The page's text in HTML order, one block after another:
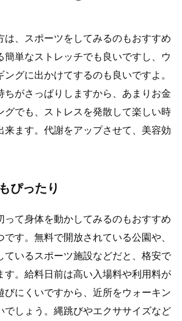
は、スポーツをしてみるのもおすすめ
簡単なストレッチでも良いですし、ウ
ングに出かけてするのも良いですよ。
ちがさっぱりしますから、あまりお金
グでも、ストレスを発散して楽しい時
来ます。代謝をアップさせて、美容効
ぴったり
って身体を動かしてみるのもおすすめ
す。無料で開放されている公園や、
ているスポーツ施設などだと、格安で
す。給料日前は高い入場料や利用料が
びにくいですから、近所をウォーキン
でしょう。縄跳びやエクササイズなど